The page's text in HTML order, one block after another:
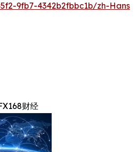
9fb7-4342b2fbbc1b/zh-Hans
财经